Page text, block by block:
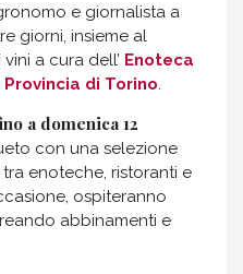
e giornalista a
giorni, insieme al
a cura dell’ Enoteca
di Torino.
a domenica 12
con una selezione
enoteche, ristoranti e
ospiteranno
abbinamenti e